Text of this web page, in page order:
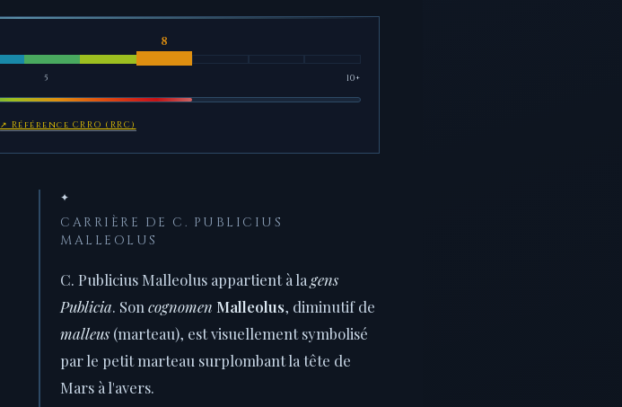
5 10+
↗ Référence CRRO (RRC)
✦
CARRIÈRE DE C. PUBLICIUS
MALLEOLUS
C. Publicius Malleolus appartient à la gens
Publicia. Son cognomen Malleolus, diminutif de
malleus (marteau), est visuellement symbolisé
par le petit marteau surplombant la tête de
Mars à l'avers.